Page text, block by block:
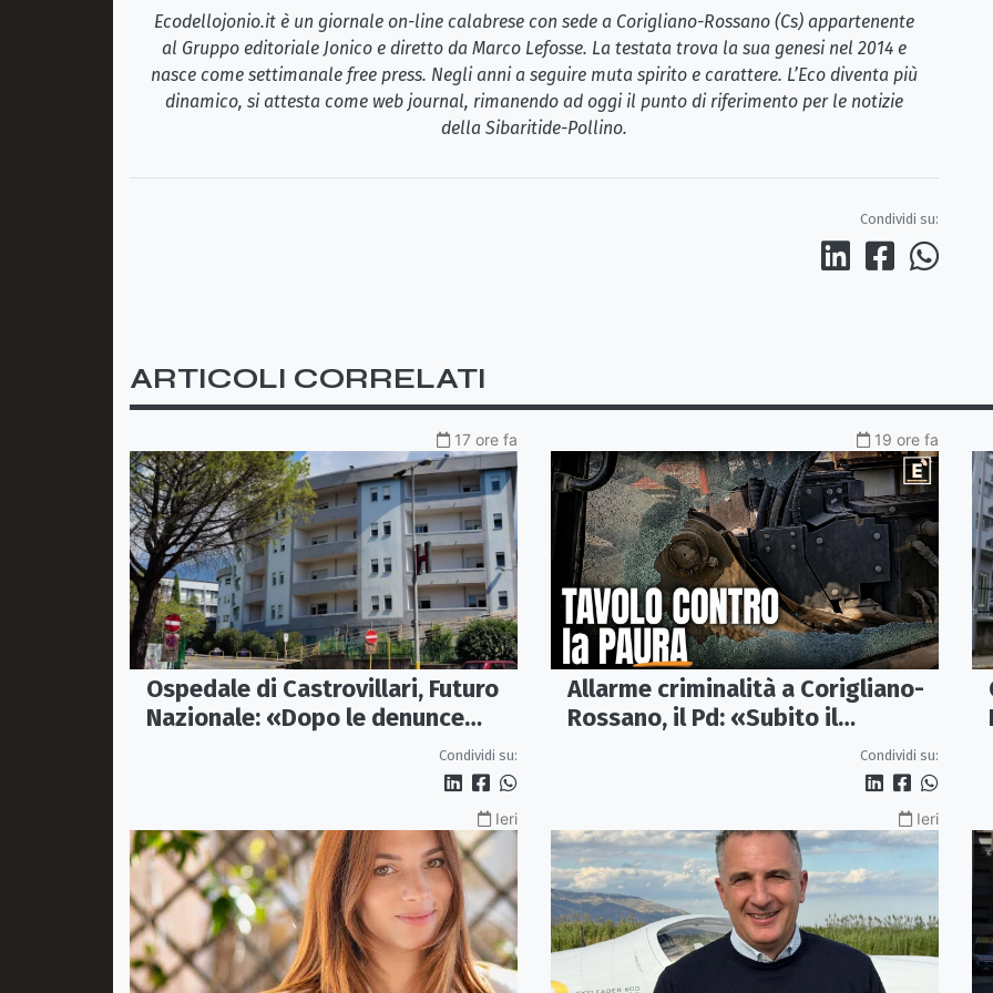
Ecodellojonio.it è un giornale on-line calabrese con sede a Corigliano-Rossano (Cs) appartenente
al Gruppo editoriale Jonico e diretto da Marco Lefosse. La testata trova la sua genesi nel 2014 e
nasce come settimanale free press. Negli anni a seguire muta spirito e carattere. L’Eco diventa più
dinamico, si attesta come web journal, rimanendo ad oggi il punto di riferimento per le notizie
della Sibaritide-Pollino.
Condividi su:
ARTICOLI CORRELATI
17 ore fa
Ospedale di Castrovillari, Futuro
Nazionale: «Dopo le denunce
servono fatti, non passerelle»Condividi su:
19 ore fa
Allarme criminalità a Corigliano-
Rossano, il Pd: «Subito il
Comitato per la Sicurezza»Condividi su:
Ieri Ieri